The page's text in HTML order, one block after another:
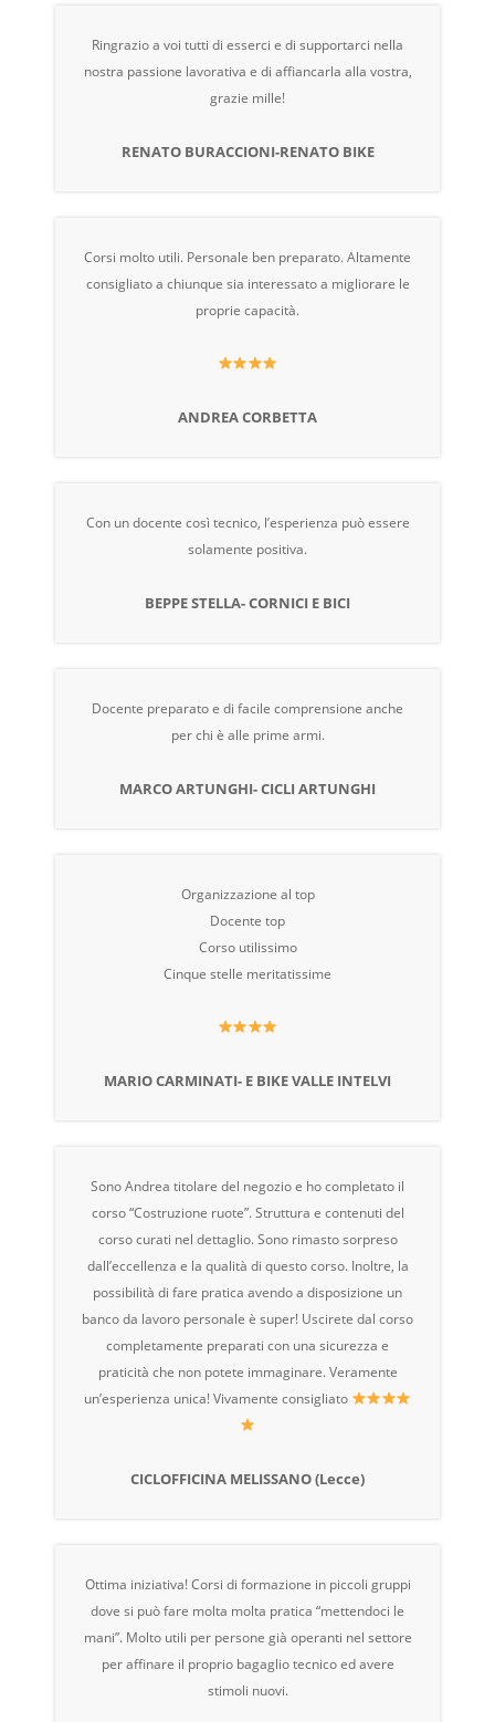
Ringrazio a voi tutti di esserci e di supportarci nella
nostra passione lavorativa e di affiancarla alla vostra,
grazie mille!
RENATO BURACCIONI-RENATO BIKE
Corsi molto utili. Personale ben preparato. Altamente
consigliato a chiunque sia interessato a migliorare le
proprie capacità.
ANDREA CORBETTA
Con un docente così tecnico, l’esperienza può essere
solamente positiva.
BEPPE STELLA- CORNICI E BICI
Docente preparato e di facile comprensione anche
per chi è alle prime armi.
MARCO ARTUNGHI- CICLI ARTUNGHI
Organizzazione al top
Docente top
Corso utilissimo
Cinque stelle meritatissime
MARIO CARMINATI- E BIKE VALLE INTELVI
Sono Andrea titolare del negozio e ho completato il
corso “Costruzione ruote”. Struttura e contenuti del
corso curati nel dettaglio. Sono rimasto sorpreso
dall’eccellenza e la qualità di questo corso. Inoltre, la
possibilità di fare pratica avendo a disposizione un
banco da lavoro personale è super! Uscirete dal corso
completamente preparati con una sicurezza e
praticità che non potete immaginare. Veramente
un’esperienza unica! Vivamente consigliato
CICLOFFICINA MELISSANO (Lecce)
Ottima iniziativa! Corsi di formazione in piccoli gruppi
dove si può fare molta molta pratica “mettendoci le
mani”. Molto utili per persone già operanti nel settore
per affinare il proprio bagaglio tecnico ed avere
stimoli nuovi.